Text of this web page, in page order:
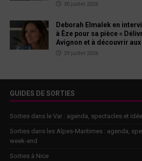
30 juillet 2026
Deborah Elmalek en
à Èze pour sa pièce «
Avignon et à découvrir
29 juillet 2026
GUIDES DE SORTIES
Sorties dans le Var : agenda, spectacles et
Sorties dans les Alpes-Maritimes : agenda,
week-end
Sorties à Nice